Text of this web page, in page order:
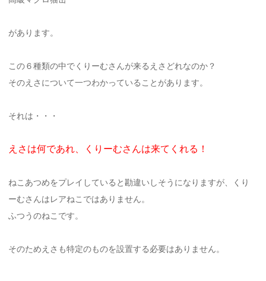
があります。
この６種類の中でくりーむさんが来るえさどれなのか？
そのえさについて一つわかっていることがあります。
それは・・・
えさは何であれ、くりーむさんは来てくれる！
ねこあつめをプレイしていると勘違いしそうになりますが、くり
ーむさんはレアねこではありません。
ふつうのねこです。
そのためえさも特定のものを設置する必要はありません。